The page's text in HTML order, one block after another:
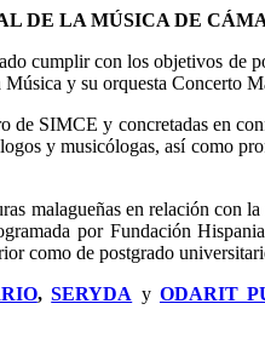
DE LA MÚSICA DE
cumplir con los objetivos de
y su orquesta Concerto
SIMCE y concretadas en
y musicólogas, así como
malagueñas en relación con
por Fundación
de postgrado
,SERYDA y ODARIT